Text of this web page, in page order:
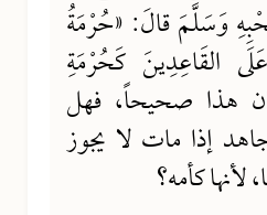
وَسَلَّمَ قال: «حُرْمَةُ
القَاعِدِينَ كَحُرْمَةِ
هذا صحيحاً، فهل
إذا مات لا يجوز
كأمه؟